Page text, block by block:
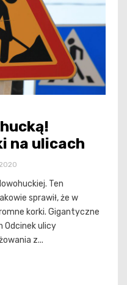
na ulicach
Ten
sprawił, że w
korki. Gigantyczne
Odcinek ulicy
z...